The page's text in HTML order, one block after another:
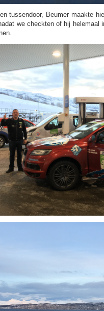
tussendoor, Beumer maakte
we checkten of hij helemaal